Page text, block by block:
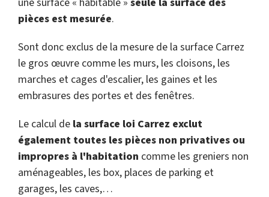
pièces est mesurée.
Sont donc exclus de la mesure de la surface Carrez
le gros œuvre comme les murs, les cloisons, les
marches et cages d'escalier, les gaines et les
embrasures des portes et des fenêtres.
Le calcul de la surface loi Carrez exclut
également toutes les pièces non privatives ou
impropres à l'habitation comme les greniers non
aménageables, les box, places de parking et
garages, les caves,…